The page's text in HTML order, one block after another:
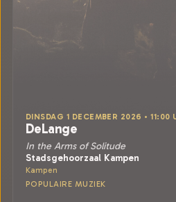
DINSDAG 1 DECEMBER 2026 • 11:00
DeLange
In the Arms of Solitude
Stadsgehoorzaal Kampen
Kampen
POPULAIRE MUZIEK